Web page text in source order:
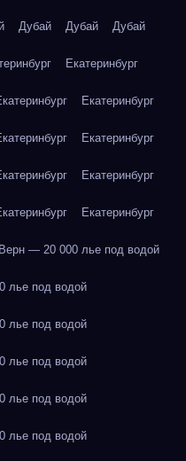
Дубай Дубай Дубай
Екатеринбург
Екатеринбург
Екатеринбург
Екатеринбург
Екатеринбург
— 20 000 лье под водой
под водой
под водой
под водой
под водой
под водой